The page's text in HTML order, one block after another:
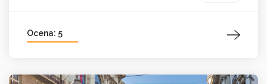
Ocena: 5